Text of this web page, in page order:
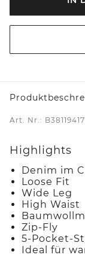
Art. Nr.:
Highlights
Denim im
Loose Fit
Wide Leg
High Waist
Zip-Fly
5-Pocket-
Ideal für